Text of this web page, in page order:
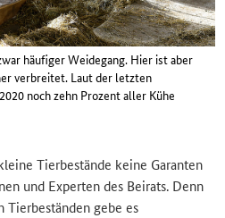
häufiger Weidegang. Hier ist aber
verbreitet. Laut der letzten
noch zehn Prozent aller Kühe
Tierbestände keine Garanten
und Experten des Beirats. Denn
gebe es